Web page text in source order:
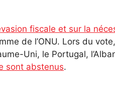
fiscale et sur la
de l’ONU. Lors du
Uni, le Portugal,
sont abstenus.